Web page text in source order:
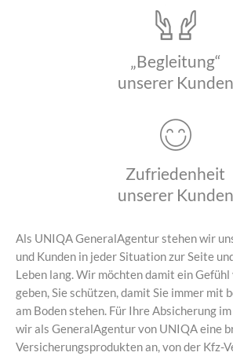
„Begleitung“
unserer Kunden
Zufriedenheit
unserer Kunden
Als UNIQA GeneralAgentur stehen wir
und Kunden in jeder Situation zur Seite
Leben lang. Wir möchten damit ein
geben, Sie schützen, damit Sie immer mit
am Boden stehen. Für Ihre Absicherung
wir als GeneralAgentur von UNIQA eine
Versicherungsprodukten an, von der Kfz-